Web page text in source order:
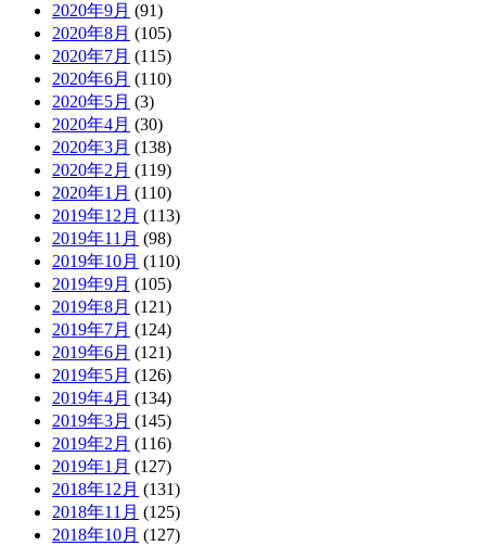
2020年9月 (91)
2020年8月 (105)
2020年7月 (115)
2020年6月 (110)
2020年5月 (3)
2020年4月 (30)
2020年3月 (138)
2020年2月 (119)
2020年1月 (110)
2019年12月 (113)
2019年11月 (98)
2019年10月 (110)
2019年9月 (105)
2019年8月 (121)
2019年7月 (124)
2019年6月 (121)
2019年5月 (126)
2019年4月 (134)
2019年3月 (145)
2019年2月 (116)
2019年1月 (127)
2018年12月 (131)
2018年11月 (125)
2018年10月 (127)